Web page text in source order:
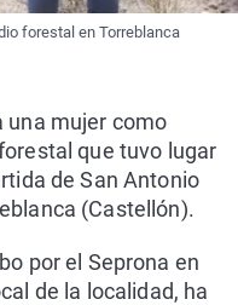
forestal en Torreblanca
una mujer como
que tuvo lugar
de San Antonio
(Castellón).
por el Seprona en
de la localidad, ha